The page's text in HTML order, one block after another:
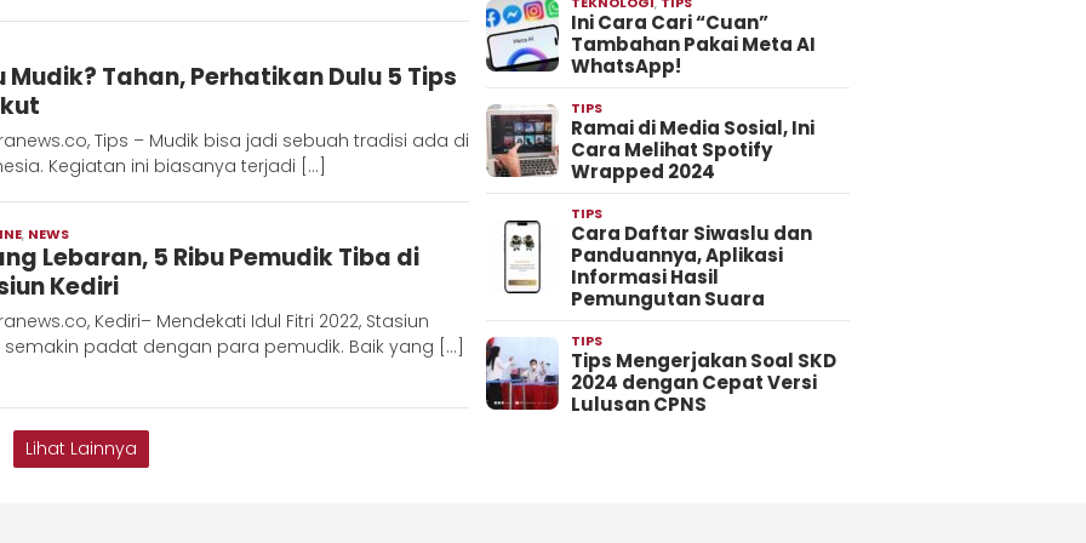
Mudik? Tahan, Perhatikan Dulu 5 Tips
Tips – Mudik bisa jadi sebuah tradisi ada di
Kegiatan ini biasanya terjadi […]
, NEWS
Metara
Lebaran, 5 Ribu Pemudik Tiba di
Kediri
Kediri– Mendekati Idul Fitri 2022, Stasiun
semakin padat dengan para pemudik. Baik yang […]
Lihat Lainnya
Ini Cara Cari “Cuan”
Tambahan Pakai Meta AI
WhatsApp!
TIPS
Ramai di Media Sosial, Ini
Cara Melihat Spotify
Wrapped 2024
TIPS
Cara Daftar Siwaslu dan
Panduannya, Aplikasi
Informasi Hasil
Pemungutan Suara
TIPS
Tips Mengerjakan Soal SKD
2024 dengan Cepat Versi
Lulusan CPNS